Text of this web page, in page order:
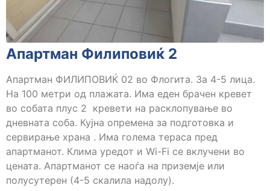
Апартман Филиповиќ 2
Апартман ФИЛИПОВИЌ 02 во Флогита. За 4-5 лица.
На 100 метри од плажата. Има еден брачен кревет
во собата плус 2 кревети на расклопување во
дневната соба. Кујна опремена за подготовка и
сервирање храна . Има голема тераса пред
апартманот. Клима уредот и Wi-Fi се вклучени во
цената. Апартманот се наоѓа на приземје или
полусутерен (4-5 скалила надолу).